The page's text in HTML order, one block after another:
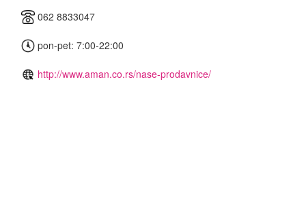
062 8833047
pon-pet: 7:00-22:00
http://www.aman.co.rs/nase-prodavnice/